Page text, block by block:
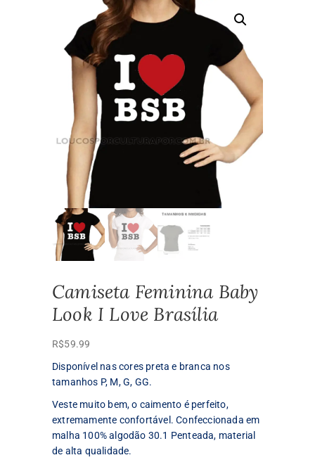
Camiseta Feminina Baby
Look I Love Brasília
R$59.99
Disponível nas cores preta e branca nos
tamanhos P, M, G, GG.
Veste muito bem, o caimento é perfeito,
extremamente confortável. Confeccionada em
malha 100% algodão 30.1 Penteada, material
de alta qualidade.